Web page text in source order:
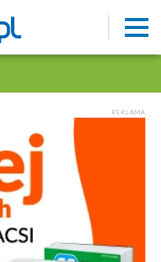
REKLAMA